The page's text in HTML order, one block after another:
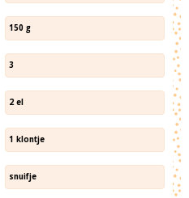
150 g
3
2 el
1 klontje
snuifje